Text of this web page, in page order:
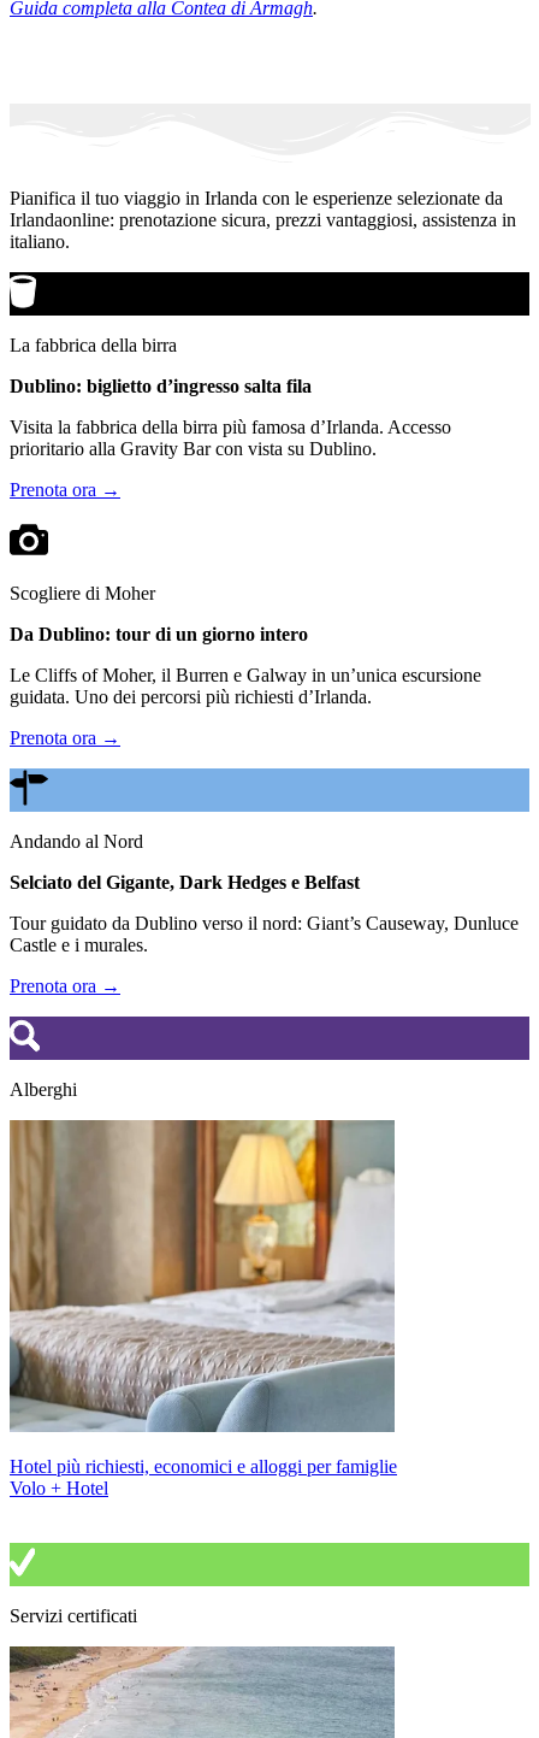
Guida completa alla Contea di Armagh.
Pianifica il tuo viaggio in Irlanda con le esperienze selezionate da
Irlandaonline: prenotazione sicura, prezzi vantaggiosi, assistenza in
italiano.
La fabbrica della birra
Dublino: biglietto d’ingresso salta fila
Visita la fabbrica della birra più famosa d’Irlanda. Accesso
prioritario alla Gravity Bar con vista su Dublino.
Prenota ora →
Scogliere di Moher
Da Dublino: tour di un giorno intero
Le Cliffs of Moher, il Burren e Galway in un’unica escursione
guidata. Uno dei percorsi più richiesti d’Irlanda.
Prenota ora →
Andando al Nord
Selciato del Gigante, Dark Hedges e Belfast
Tour guidato da Dublino verso il nord: Giant’s Causeway, Dunluce
Castle e i murales.
Prenota ora →
Alberghi
Hotel più richiesti, economici e alloggi per famiglie
Volo + Hotel
Servizi certificati